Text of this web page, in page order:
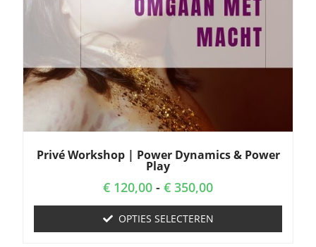
Privé Workshop | Power Dynamics & Power
Play
€ 120,00 - € 350,00
OPTIES SELECTEREN